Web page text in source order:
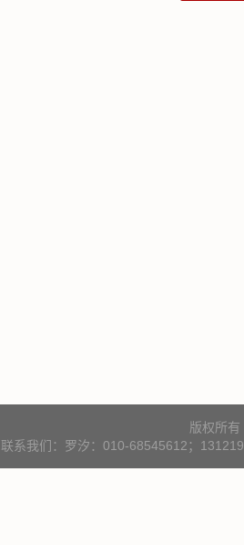
版权所
联系我们：罗汐：010-68545612；